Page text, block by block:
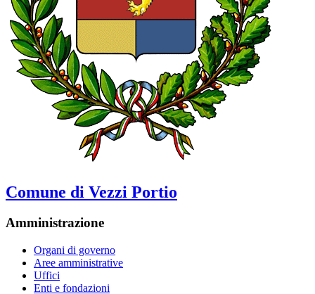
Comune di Vezzi Portio
Amministrazione
Organi di governo
Aree amministrative
Uffici
Enti e fondazioni